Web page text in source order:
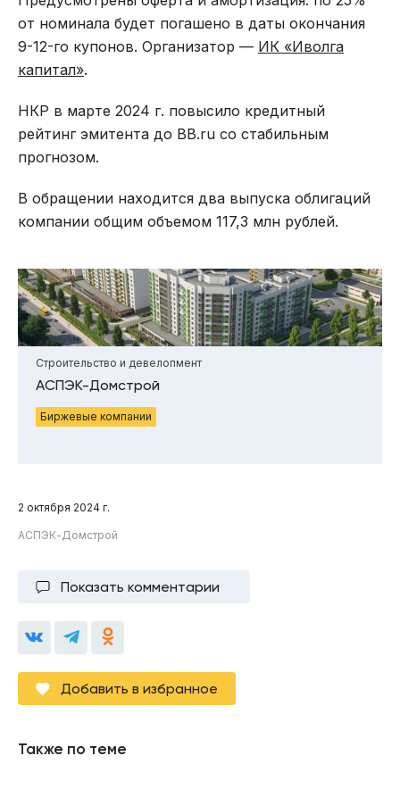
от номинала будет погашено в даты окончания
9-12-го купонов. Организатор — ИК «Иволга
капитал».
НКР в марте 2024 г. повысило кредитный
рейтинг эмитента до BB.ru со стабильным
прогнозом.
В обращении находится два выпуска облигаций
компании общим объемом 117,3 млн рублей.
Строительство и девелопмент
АСПЭК-Домстрой
Биржевые компании
2 октября 2024 г.
АСПЭК-Домстрой
Показать комментарии
Добавить в избранное
Также по теме